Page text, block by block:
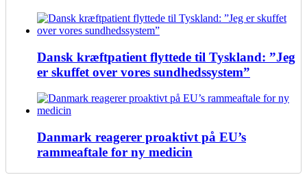
Dansk kræftpatient flyttede til Tyskland: ”Jeg
er skuffet over vores sundhedssystem”
Danmark reagerer proaktivt på EU’s
rammeaftale for ny medicin